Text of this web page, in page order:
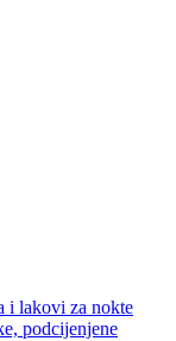
i lakovi za nokte
podcijenjene